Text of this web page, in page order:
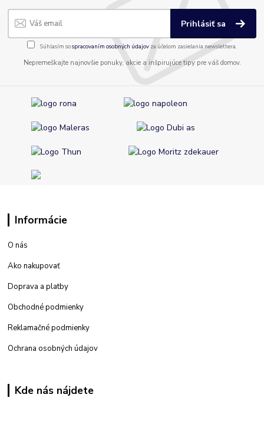
Prihlásiť sa
Súhlasím sospracovaním osobných údajov za účelom zasielania newslettera.
Nepremeškajte najnovšie ponuky, akcie a inšpirujúce tipy pre váš domov.
Informácie
O nás
Ako nakupovať
Doprava a platby
Obchodné podmienky
Reklamačné podmienky
Ochrana osobných údajov
Kde nás nájdete